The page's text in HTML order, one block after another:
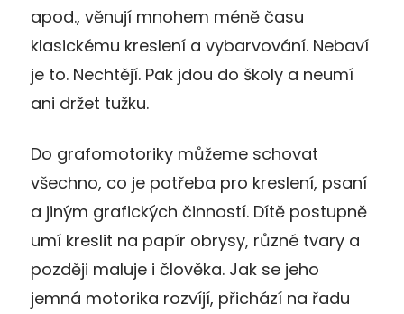
apod., věnují mnohem méně času
klasickému kreslení a vybarvování. Nebaví
je to. Nechtějí. Pak jdou do školy a neumí
ani držet tužku.
Do grafomotoriky můžeme schovat
všechno, co je potřeba pro kreslení, psaní
a jiným grafických činností. Dítě postupně
umí kreslit na papír obrysy, různé tvary a
později maluje i člověka. Jak se jeho
jemná motorika rozvíjí, přichází na řadu